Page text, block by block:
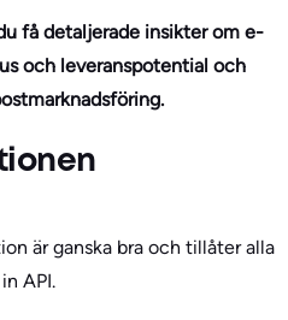
få detaljerade insikter om e-
och leveranspotential och
är ganska bra och tillåter alla
API.